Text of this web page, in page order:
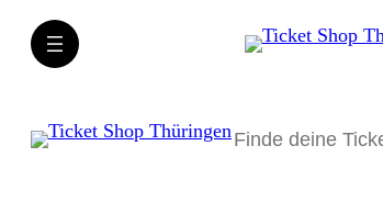
Direkt
zum
Suchen